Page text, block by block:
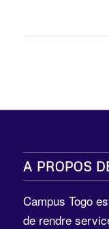
A PROPOS
Campus Togo
de rendre